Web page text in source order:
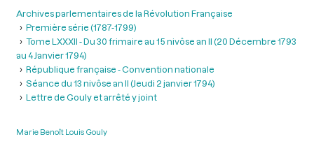
Archives parlementaires de la Révolution Française
Première série (1787-1799)
Tome LXXXII - Du 30 frimaire au 15 nivôse an II (20 Décembre 1793
au 4 Janvier 1794)
République française - Convention nationale
Séance du 13 nivôse an II (Jeudi 2 janvier 1794)
Lettre de Gouly et arrêté y joint
Marie Benoît Louis Gouly